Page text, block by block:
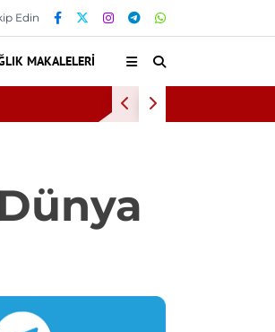
Edin
MAKALELERI